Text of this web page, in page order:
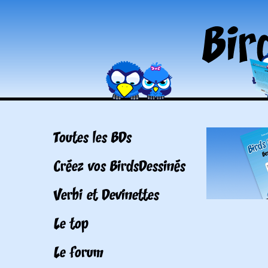
Toutes les BDs
Créez vos BirdsDessinés
Verbi et Devinettes
Le top
Le forum